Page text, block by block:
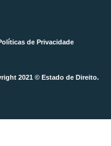
de Privacidade
2021 © Estado de Direito.